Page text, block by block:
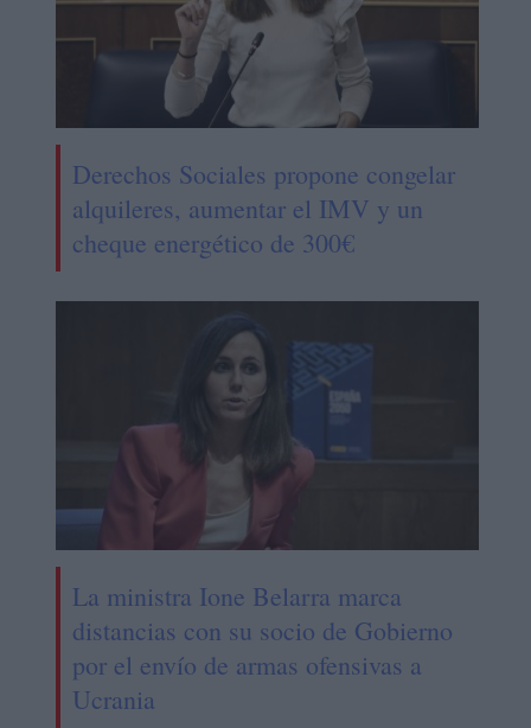
Derechos Sociales propone congelar
alquileres, aumentar el IMV y un
cheque energético de 300€
La ministra Ione Belarra marca
distancias con su socio de Gobierno
por el envío de armas ofensivas a
Ucrania